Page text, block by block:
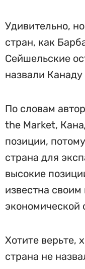
Удивительно,
стран, как
Сейшельские
назвали
По словам
the Market,
позиции,
страна для
высокие
известна
экономической
Хотите верьте,
страна не